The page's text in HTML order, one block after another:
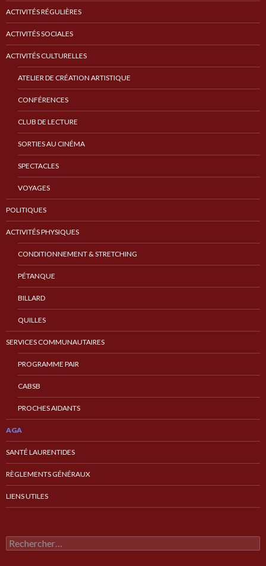
ACTIVITÉS RÉGULIÈRES
ACTIVITÉS SOCIALES
ACTIVITÉS CULTURELLES
ATELIER DE CRÉATION ARTISTIQUE
CONFÉRENCES
CLUB DE LECTURE
SORTIES AU CINÉMA
SPECTACLES
VOYAGES
POLITIQUES
ACTIVITÉS PHYSIQUES
CONDITIONNEMENT & STRETCHING
PÉTANQUE
BILLARD
QUILLES
SERVICES COMMUNAUTAIRES
PROGRAMME PAIR
CABSB
PROCHES AIDANTS
AGA
SANTÉ LAURENTIDES
RÈGLEMENTS GÉNÉRAUX
LIENS UTILES
Rechercher :